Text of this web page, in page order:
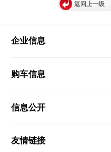
返回上一级
企业信息
购车信息
信息公开
友情链接